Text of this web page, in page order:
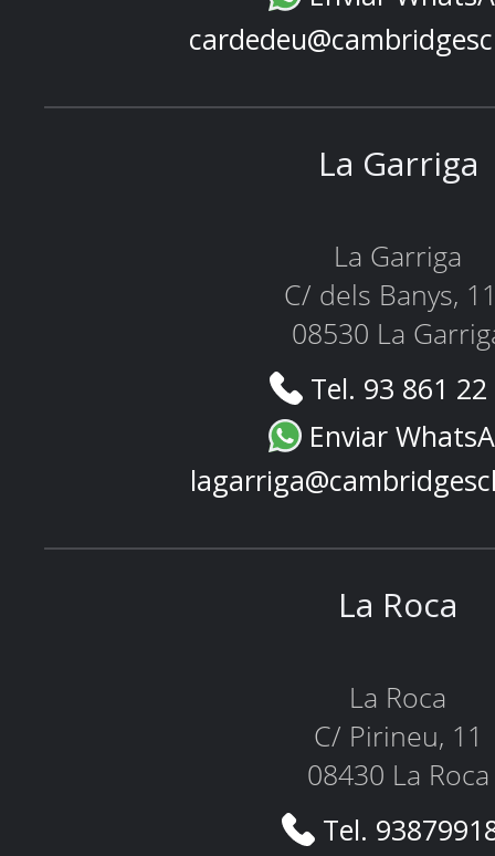
La Garriga
La Garriga
C/ dels Banys,
08530 La
Tel. 93 861
Enviar
La Roca
La Roca
C/ Pirineu, 11
08430 La Roca
Tel.